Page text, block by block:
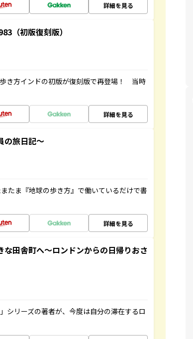
詳細を見る
（初版復刻版）
き方インドの初版が復刻版で再登場！ 当時
詳細を見る
の旅日記～
たま『地球の歩き方』で働いているだけで書
詳細を見る
田舎町へ～ロンドンからの日帰りおさ
シリーズの著者が、今度は自分の滞在するロ